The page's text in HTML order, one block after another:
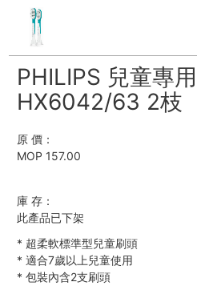
PHILIPS 兒童專
HX6042/63 2枝
原 價：
MOP 157.00
庫 存：
此產品已下架
* 超柔軟標準型兒童刷頭
* 適合7歲以上兒童使用
* 包裝內含2支刷頭